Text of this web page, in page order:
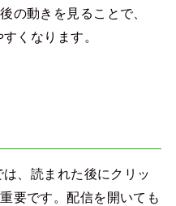
の動きを見ることで、
くなります。
、読まれた後にクリッ
要です。配信を開いても